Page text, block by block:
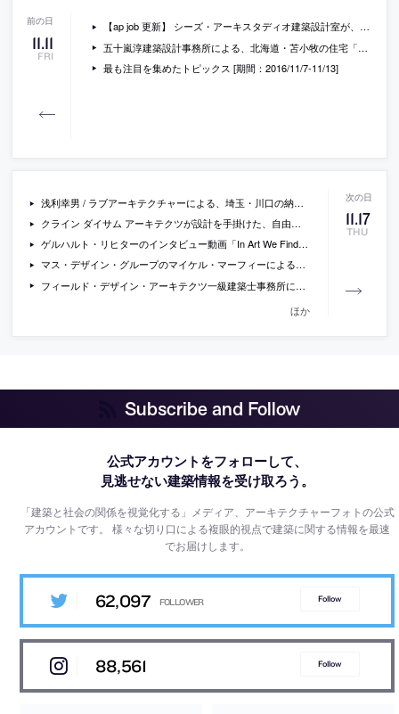
11.11
FRI
【ap job 更新】 シーズ・アーキスタディオ建築設計室が、設計スタッフを募集中
五十嵐淳建築設計事務所による、北海道・苫小牧の住宅「屋根と矩形」
最も注目を集めたトピックス [期間：2016/11/7-11/13]
11.17
THU
浅利幸男 / ラブアーキテクチャーによる、埼玉・川口の納骨堂と参道の改修「龍泉寺八聖殿」の写真
クライン ダイサム アーキテクツが設計を手掛けた、自由が丘のライフスタイルショップ「コエ」の写真など
ゲルハルト・リヒターのインタビュー動画「In Art We Find Beauty and Comfort」
マス・デザイン・グループのマイケル・マーフィーによる、TEDでのトーク「癒すための建築」（日本語字幕付）
フィールド・デザイン・アーキテクツ一級建築士事務所による、千葉の住宅「流山の三角屋根たち」
ほか
Subscribe and Follow
公式アカウントをフォローして、
見逃せない建築情報を受け取ろう。
「建築と社会の関係を視覚化する」メディア、アーキテクチャーフォトの公式
アカウントです。様々な切り口による複眼的視点で建築に関する情報を最速
でお届けします。
62,097 Follow
88,561 Follow